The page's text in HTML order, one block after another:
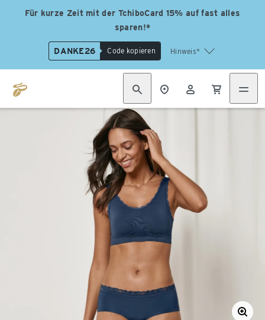
Für kurze Zeit mit der TchiboCard 15% auf fast alles
sparen!*
DANKE26 Code kopieren Hinweis*